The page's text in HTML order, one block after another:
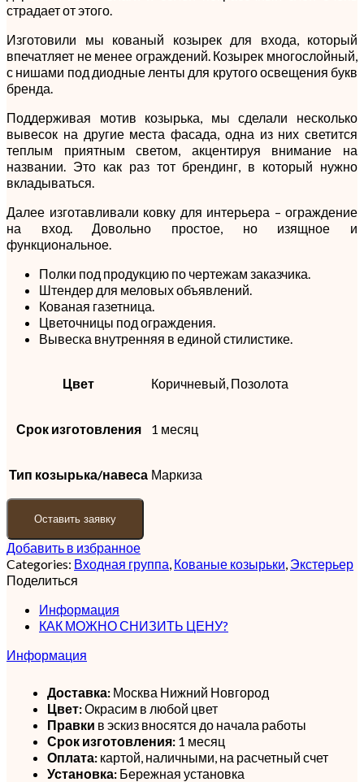
страдает от этого.
Изготовили мы кованый козырек для входа, который
впечатляет не менее ограждений. Козырек многослойный,
с нишами под диодные ленты для крутого освещения букв
бренда.
Поддерживая мотив козырька, мы сделали несколько
вывесок на другие места фасада, одна из них светится
теплым приятным светом, акцентируя внимание на
названии. Это как раз тот брендинг, в который нужно
вкладываться.
Далее изготавливали ковку для интерьера – ограждение
на вход. Довольно простое, но изящное и
функциональное.
Полки под продукцию по чертежам заказчика.
Штендер для меловых объявлений.
Кованая газетница.
Цветочницы под ограждения.
Вывеска внутренняя в единой стилистике.
Цвет Коричневый, Позолота
Срок изготовления 1 месяц
Тип козырька/навеса Маркиза
Оставить заявку
Добавить в избранное
Categories: Входная группа, Кованые козырьки, Экстерьер
Поделиться
Информация
КАК МОЖНО СНИЗИТЬ ЦЕНУ?
Информация
Доставка: Москва Нижний Новгород
Цвет:Окрасим в любой цвет
Правки в эскиз вносятся до начала работы
Срок изготовления: 1 месяц
Оплата: картой, наличными, на расчетный счет
Установка: Бережная установка